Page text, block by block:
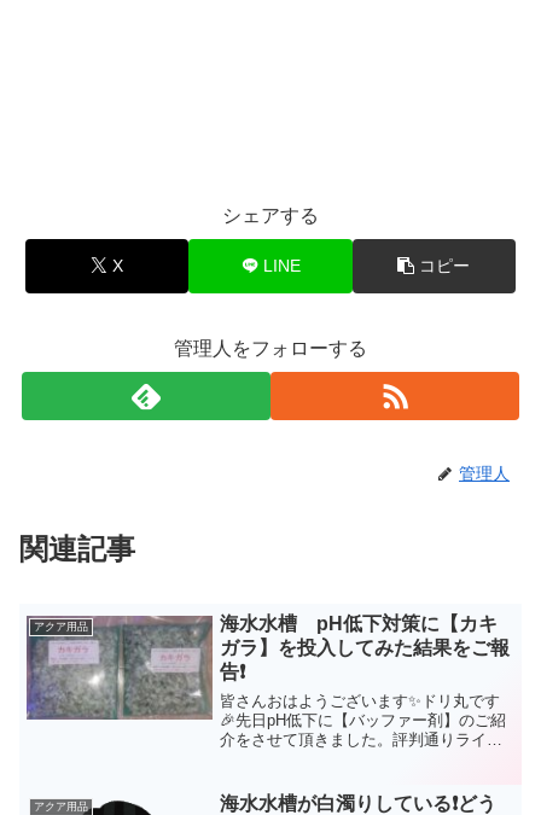
シェアする
X LINE コピー
管理人をフォローする
管理人
関連記事
アクア用品
海水水槽 pH低下対策に【カキ
ガラ】を投入してみた結果をご報
告❗
皆さんおはようございます✨ドリ丸です
🎉先日pH低下に【バッファー剤】のご紹
介をさせて頂きました。評判通りライブ
商品でしたね🤗(function(b,c,f,g,...
アクア用品
海水水槽が白濁りしている❗どう